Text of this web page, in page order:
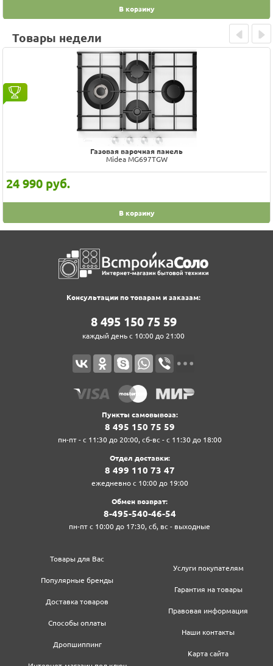
В корзину
Товары недели
Газовая варочная панель
Midea MG697TGW
24 990 руб.
В корзину
Prev Next
Консультации по товарам и заказам:
8‍ 4‍9‍5‍ 1‍5‍0‍ 7‍5‍ 5‍9‍
каждый день с 10:00 до 21:00
Пункты самовывоза:
8‍ 4‍9‍5‍ 1‍5‍0‍ 7‍5‍ 5‍9‍
пн-пт - с 11:30 до 20:00, сб-вс - с 11:30 до 18:00
Отдел доставки:
8‍ 4‍9‍9‍ 1‍1‍0‍ 7‍3‍ 4‍7‍
ежедневно с 10:00 до 19:00
Обмен возврат:
8‍-4‍9‍5‍-5‍4‍0‍-4‍6‍-5‍4‍
пн-пт с 10:00 до 17:30, сб, вс - выходные
Товары для Вас
Популярные бренды
Доставка товаров
Способы оплаты
Дропшиппинг
Услуги покупателям
Гарантия на товары
Правовая информация
Наши контакты
Карта сайта